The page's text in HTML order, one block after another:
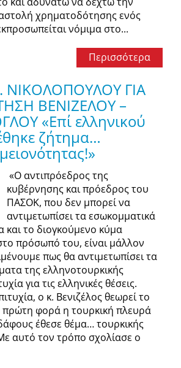
χρηματοδότησης ενός
νόμιμα στο...
Περισσότερα
ΓΙΑ
ΒΕΝΙΖΕΛΟΥ –
«Επί ελληνικού
ζήτημα…
«Ο αντιπρόεδρος της
κυβέρνησης και πρόεδρος του
ΠΑΣΟΚ, που δεν μπορεί να
αντιμετωπίσει τα εσωκομματικά
το διογκούμενο κύμα
πρόσωπό του, είναι μάλλον
πως θα αντιμετωπίσει τα
της ελληνοτουρκικής
για τις ελληνικές θέσεις.
ο κ. Βενιζέλος θεωρεί το
πρώτη φορά η τουρκική πλευρά
έθεσε θέμα… τουρκικής
αυτό τον τρόπο σχολίασε ο